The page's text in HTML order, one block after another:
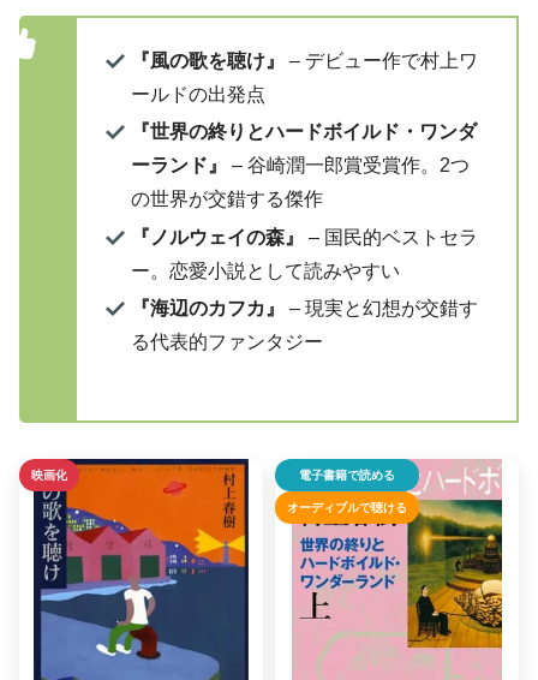
『風の歌を聴け』
– デビュー作で村上ワ
ールドの出発点
『世界の終りとハードボイルド・ワンダ
ーランド』
– 谷崎潤一郎賞受賞作。2つ
の世界が交錯する傑作
『ノルウェイの森』
– 国民的ベストセラ
ー。恋愛小説として読みやすい
『海辺のカフカ』
– 現実と幻想が交錯す
る代表的ファンタジー
映画化 電子書籍で読める
オーディブルで聴ける